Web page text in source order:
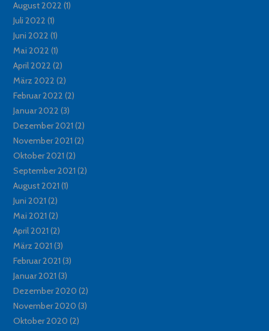
August 2022 (1)
Juli 2022 (1)
Juni 2022 (1)
Mai 2022 (1)
April 2022 (2)
März 2022 (2)
Februar 2022 (2)
Januar 2022 (3)
Dezember 2021 (2)
November 2021 (2)
Oktober 2021 (2)
September 2021 (2)
August 2021 (1)
Juni 2021 (2)
Mai 2021 (2)
April 2021 (2)
März 2021 (3)
Februar 2021 (3)
Januar 2021 (3)
Dezember 2020 (2)
November 2020 (3)
Oktober 2020 (2)